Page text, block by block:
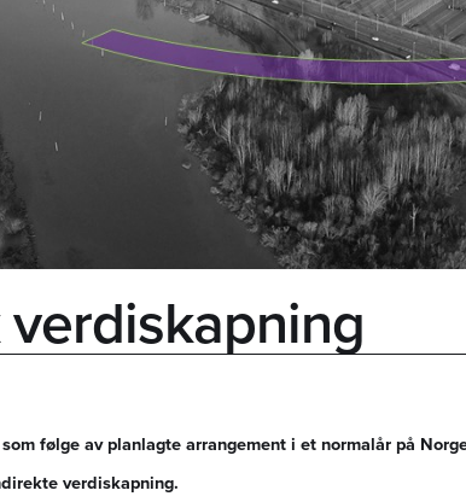
følge av planlagte arrangement i et normalår på
verdiskapning.